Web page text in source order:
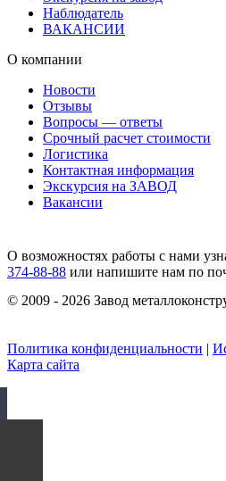
Наблюдатель
ВАКАНСИИ
О компании
Новости
Отзывы
Вопросы — ответы
Срочный расчет стоимости
Логистика
Контактная информация
Экскурсия на ЗАВОД
Вакансии
О возможностях работы с нами
374-88-88 или напишите нам по
© 2009 - 2026 Завод
Политика конфиденциальности |
Карта сайта